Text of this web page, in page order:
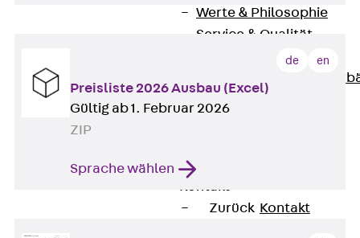
Werte & Philosophie
Service & Qualität
Unsere Geschichte
Mitgliedschaften &
Kontakt
Zurück Kontakt
de en
Preisliste 2026 Ausbau (Excel)
Gültig ab 1. Februar 2026
ZIP
Sprache wählen